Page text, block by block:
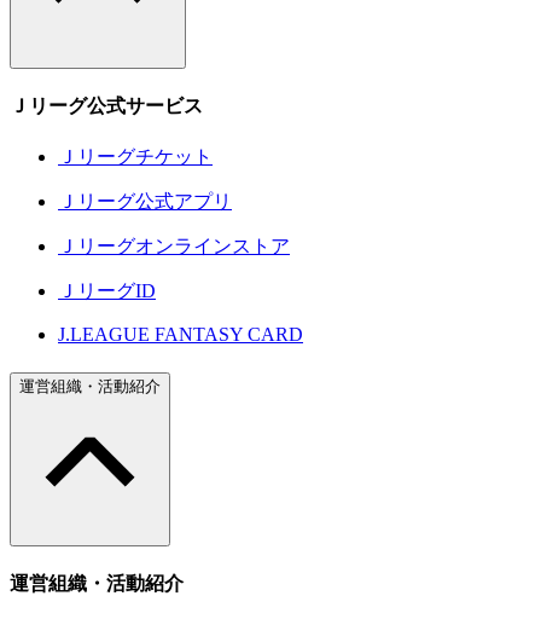
Ｊリーグ公式サービス
Ｊリーグチケット
Ｊリーグ公式アプリ
Ｊリーグオンラインストア
ＪリーグID
J.LEAGUE FANTASY CARD
運営組織・活動紹介
運営組織・活動紹介